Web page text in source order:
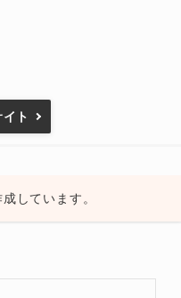
ト
しています。